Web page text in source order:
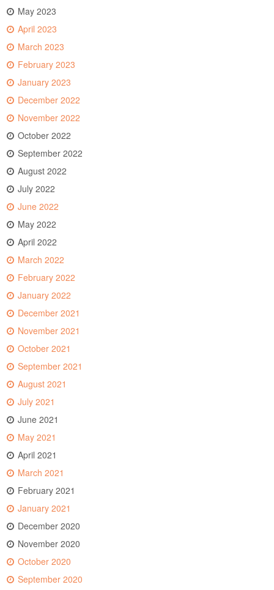
May 2023
April 2023
March 2023
February 2023
January 2023
December 2022
November 2022
October 2022
September 2022
August 2022
July 2022
June 2022
May 2022
April 2022
March 2022
February 2022
January 2022
December 2021
November 2021
October 2021
September 2021
August 2021
July 2021
June 2021
May 2021
April 2021
March 2021
February 2021
January 2021
December 2020
November 2020
October 2020
September 2020